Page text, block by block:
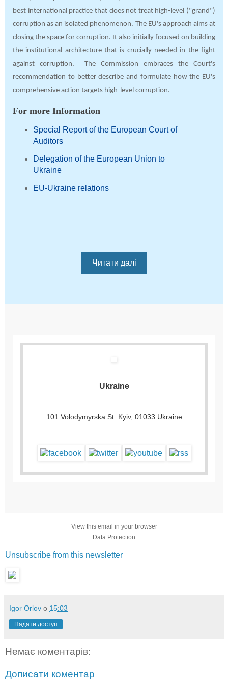
best international practice that does not treat high-level ("grand")
corruption as an isolated phenomenon. The EU's approach aims at
closing the space for corruption. It also initially focused on building
the institutional architecture that is crucially needed in the fight
against corruption. The Commission embraces the Court's
recommendation to better describe and formulate how the EU's
comprehensive action targets high-level corruption.
For more Information
Special Report of the European Court of
Auditors
Delegation of the European Union to
Ukraine
EU-Ukraine relations
Читати далі
Ukraine
101 Volodymyrska St. Kyiv, 01033 Ukraine
View this email in your browser
Data Protection
Unsubscribe from this newsletter
Igor Orlov о 15:03
Надати доступ
Немає коментарів:
Дописати коментар